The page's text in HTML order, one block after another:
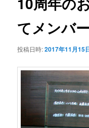
てメンバ
投稿日時:2017年11月15